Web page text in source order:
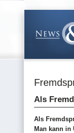
Als
Als
Man kann in